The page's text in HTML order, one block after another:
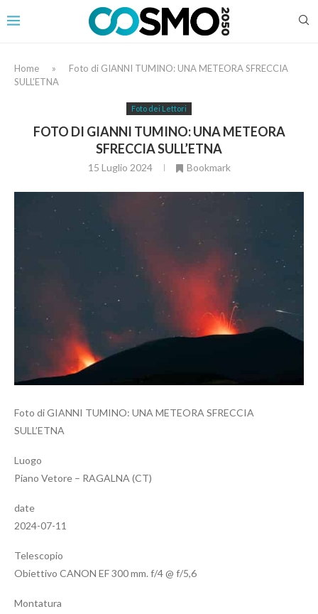
Home »
Foto di GIANNI TUMINO: UNA METEORA SFRECCIA
SULL’ETNA
Foto dei Lettori
FOTO DI GIANNI TUMINO: UNA METEORA
SFRECCIA SULL’ETNA
15 Luglio 2024 Bookmark
Foto di GIANNI TUMINO: UNA METEORA SFRECCIA
SULL’ETNA
Luogo
Piano Vetore – RAGALNA (CT)
date
2024-07-11
Telescopio
Obiettivo CANON EF 300 mm. f/4 @ f/5,6
Montatura